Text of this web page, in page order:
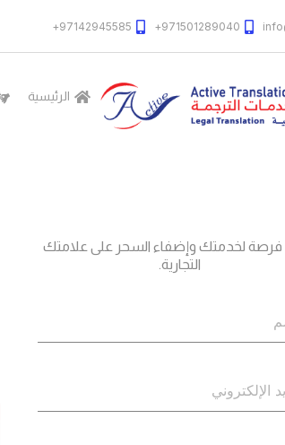
971501289040+
97142945585+
الرئيسية
فرصة لخدمتك وإضفاء السحر على علامتك
التجارية.